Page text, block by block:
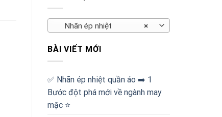
×
Nhãn ép nhiệt
BÀI VIẾT MỚI
✅‪ Nhãn ép nhiệt quần áo ➡️ 1
Bước đột phá mới về ngành may
mặc ⭐️